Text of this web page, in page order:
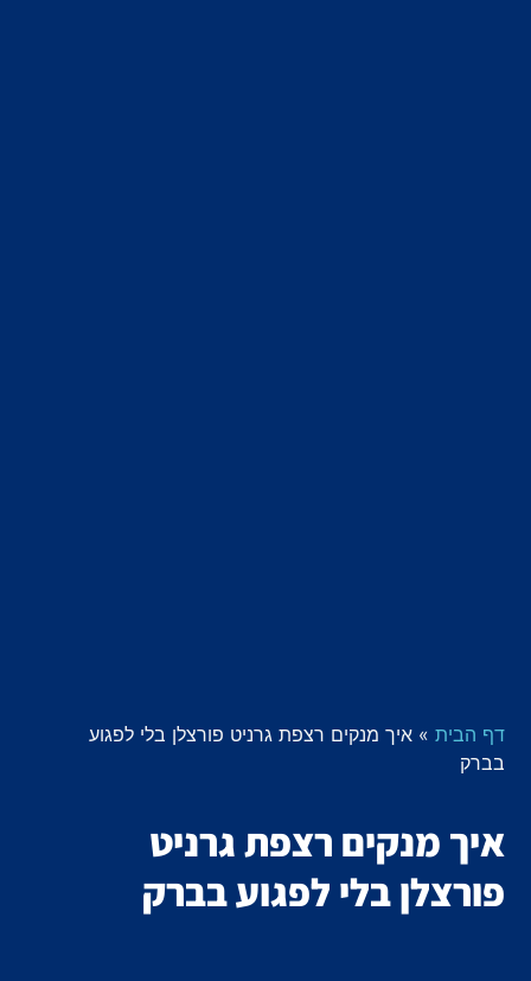
דף הבית »איך מנקים רצפת גרניט פורצלן בלי לפגוע
בברק
איך מנקים רצפת גרניט
פורצלן בלי לפגוע בברק